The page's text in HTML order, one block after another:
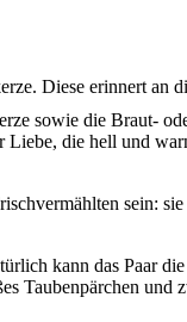
Diese erinnert an
sowie die Braut-
die hell und
sein:
kann das Paar
Taubenpärchen und